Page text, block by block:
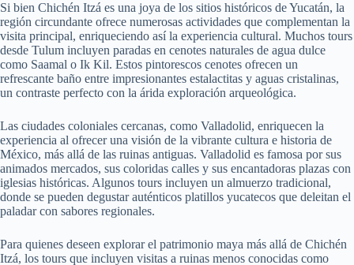
Si bien Chichén Itzá es una joya de los sitios históricos de Yucatán, la
región circundante ofrece numerosas actividades que complementan la
visita principal, enriqueciendo así la experiencia cultural. Muchos tours
desde Tulum incluyen paradas en cenotes naturales de agua dulce
como Saamal o Ik Kil. Estos pintorescos cenotes ofrecen un
refrescante baño entre impresionantes estalactitas y aguas cristalinas,
un contraste perfecto con la árida exploración arqueológica.
Las ciudades coloniales cercanas, como Valladolid, enriquecen la
experiencia al ofrecer una visión de la vibrante cultura e historia de
México, más allá de las ruinas antiguas. Valladolid es famosa por sus
animados mercados, sus coloridas calles y sus encantadoras plazas con
iglesias históricas. Algunos tours incluyen un almuerzo tradicional,
donde se pueden degustar auténticos platillos yucatecos que deleitan el
paladar con sabores regionales.
Para quienes deseen explorar el patrimonio maya más allá de Chichén
Itzá, los tours que incluyen visitas a ruinas menos conocidas como